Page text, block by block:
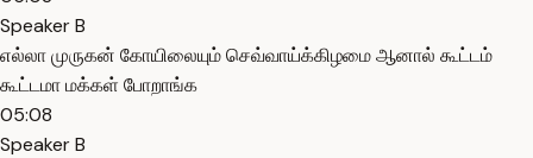
Speaker B
எல்லா முருகன் கோயிலையும் செவ்வாய்க்கிழமை ஆனால் கூட்டம்
கூட்டமா மக்கள் போறாங்க
05:08
Speaker B